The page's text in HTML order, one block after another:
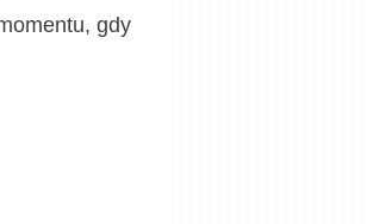
gdy